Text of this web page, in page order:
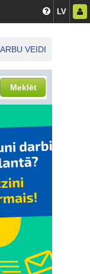
LV
VEIDI
Meklēt